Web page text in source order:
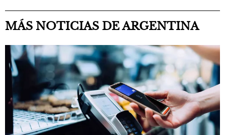
MÁS NOTICIAS DE ARGENTINA